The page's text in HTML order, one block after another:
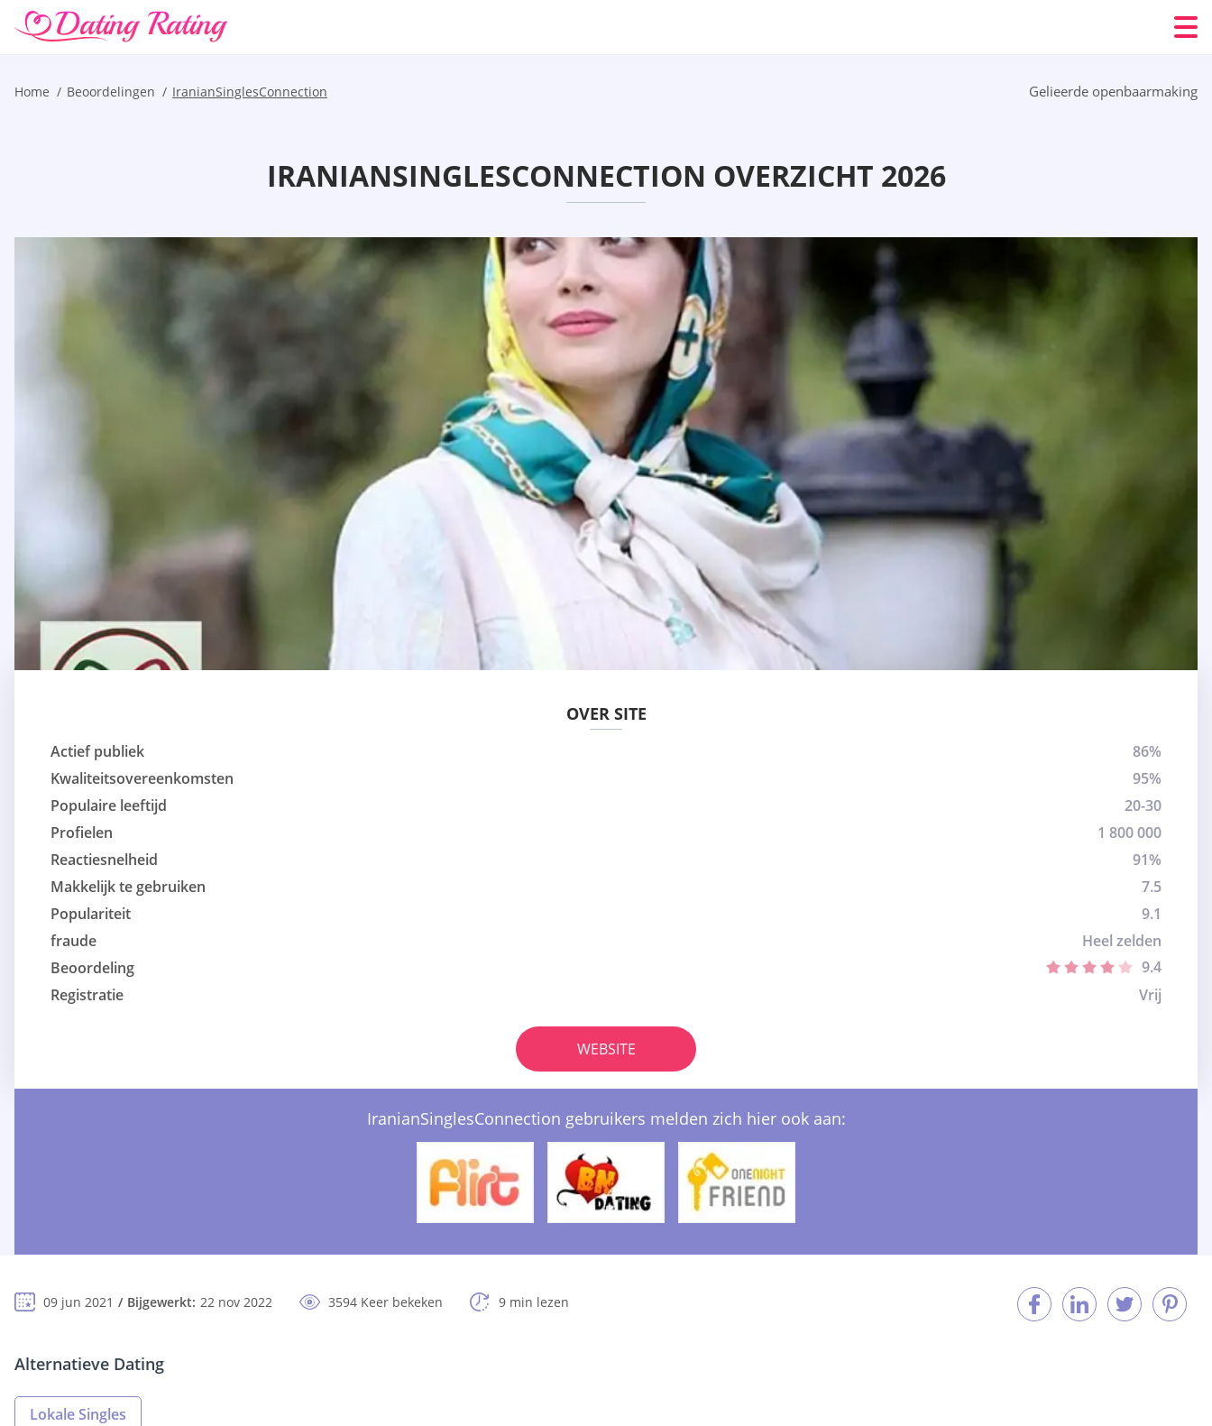
Home Beoordelingen IranianSinglesConnection Gelieerde openbaarmaking
IRANIANSINGLESCONNECTION OVERZICHT 2026
OVER SITE
Actief publiek
86%
Kwaliteitsovereenkomsten
95%
Populaire leeftijd
20-30
Profielen
1 800 000
Reactiesnelheid
91%
Makkelijk te gebruiken
7.5
Populariteit
9.1
fraude
Heel zelden
Beoordeling
9.4
Registratie
Vrij
WEBSITE
IranianSinglesConnection gebruikers melden zich hier ook aan:
09 jun 2021 Bijgewerkt: 22 nov 2022 3594 Keer bekeken 9 min lezen
Alternatieve Dating
Lokale Singles